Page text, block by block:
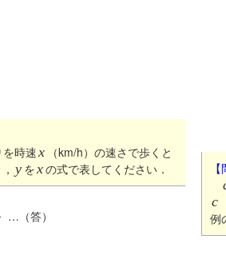
を時速x （km/h）の速さで歩くと
y をxの式で表してください．
…（答）
c
例